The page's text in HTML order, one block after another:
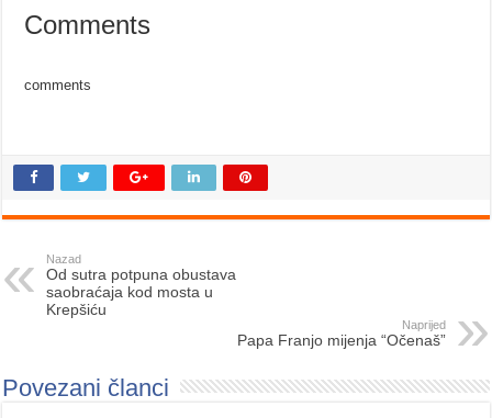
Comments
comments
Nazad
Od sutra potpuna obustava
saobraćaja kod mosta u
Krepšiću
Naprijed
Papa Franjo mijenja “Očenaš”
Povezani članci